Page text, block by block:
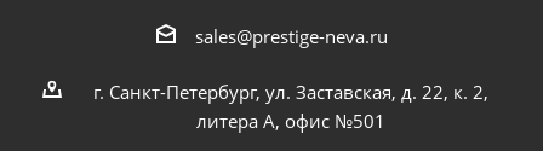
sales@prestige-neva.ru
г. Санкт-Петербург, ул. Заставская, д. 22, к. 2,
литера А, офис №501